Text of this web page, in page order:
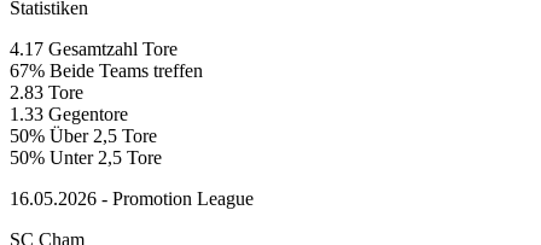
Statistiken
4.17 Gesamtzahl Tore
67% Beide Teams treffen
2.83 Tore
1.33 Gegentore
50% Über 2,5 Tore
50% Unter 2,5 Tore
16.05.2026 - Promotion League
SC Cham